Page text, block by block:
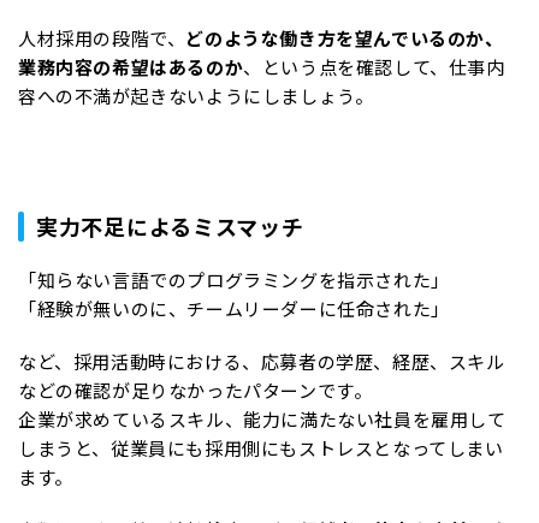
人材採用の段階で、 どのような働き方を望んでいるのか、
業務内容の希望はあるのか、という点を確認して、仕事内
容への不満が起きないようにしましょう。
実力不足によるミスマッチ
「知らない言語でのプログラミングを指示された」
「経験が無いのに、チームリーダーに任命された」
など、採用活動時における、応募者の学歴、経歴、スキル
などの確認が足りなかったパターンです。
企業が求めているスキル、能力に満たない社員を雇用して
しまうと、従業員にも採用側にもストレスとなってしまい
ます。